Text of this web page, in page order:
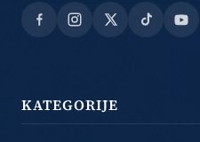
Facebook
Instagram
X TikTok
KATEGORIJE